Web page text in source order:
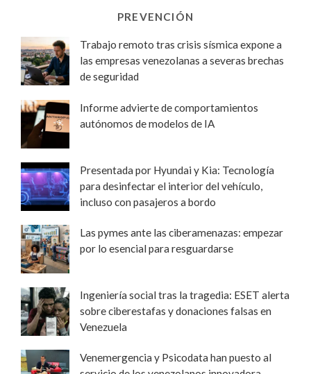
PREVENCIÓN
Trabajo remoto tras crisis sísmica expone a
las empresas venezolanas a severas brechas
de seguridad
Informe advierte de comportamientos
autónomos de modelos de IA
Presentada por Hyundai y Kia: Tecnología
para desinfectar el interior del vehículo,
incluso con pasajeros a bordo
Las pymes ante las ciberamenazas: empezar
por lo esencial para resguardarse
Ingeniería social tras la tragedia: ESET alerta
sobre ciberestafas y donaciones falsas en
Venezuela
Venemergencia y Psicodata han puesto al